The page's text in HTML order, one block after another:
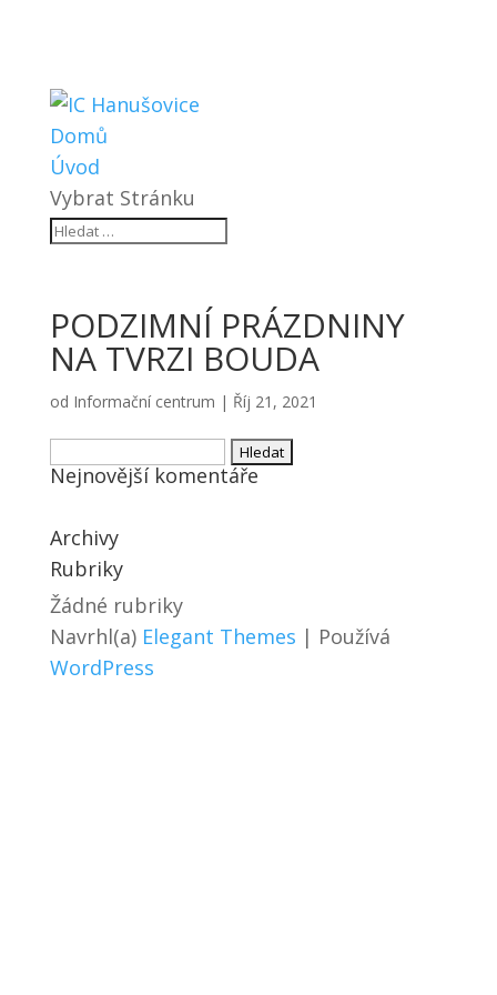
Domů
Úvod
Vybrat Stránku
PODZIMNÍ PRÁZDNINY
NA TVRZI BOUDA
od Informační centrum | Říj 21, 2021
Vyhledávání
Nejnovější komentáře
Archivy
Rubriky
Žádné rubriky
Navrhl(a) Elegant Themes | Používá
WordPress